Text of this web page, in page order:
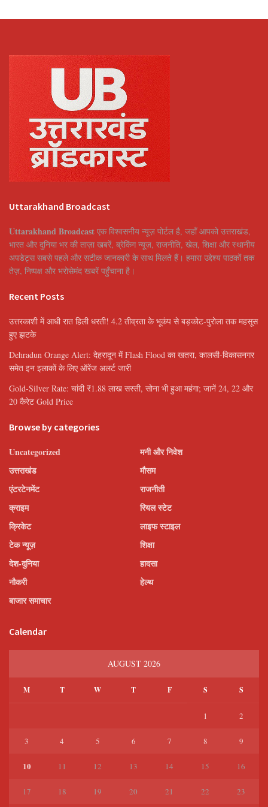
Uttarakhand Broadcast
Uttarakhand Broadcast एक विश्वसनीय न्यूज़ पोर्टल है, जहाँ आपको उत्तराखंड,
भारत और दुनिया भर की ताज़ा खबरें, ब्रेकिंग न्यूज़, राजनीति, खेल, शिक्षा और स्थानीय
अपडेट्स सबसे पहले और सटीक जानकारी के साथ मिलते हैं। हमारा उद्देश्य पाठकों तक
तेज़, निष्पक्ष और भरोसेमंद खबरें पहुँचाना है।
Recent Posts
उत्तरकाशी में आधी रात हिली धरती! 4.2 तीव्रता के भूकंप से बड़कोट-पुरोला तक महसूस
हुए झटके
Dehradun Orange Alert: देहरादून में Flash Flood का खतरा, कालसी-विकासनगर
समेत इन इलाकों के लिए ऑरेंज अलर्ट जारी
Gold-Silver Rate: चांदी ₹1.88 लाख सस्ती, सोना भी हुआ महंगा; जानें 24, 22 और
20 कैरेट Gold Price
Browse by categories
Uncategorized
उत्तराखंड
एंटरटेनमेंट
क्राइम
क्रिकेट
टेक न्यूज़
देश-दुनिया
नौकरी
बाजार समाचार
मनी और निवेश
मौसम
राजनीती
रियल स्टेट
लाइफ स्टाइल
शिक्षा
हादसा
हेल्थ
Calendar
AUGUST 2026
M T W T F S S
1 2
3 4 5 6 7 8 9
10 11 12 13 14 15 16
17 18 19 20 21 22 23